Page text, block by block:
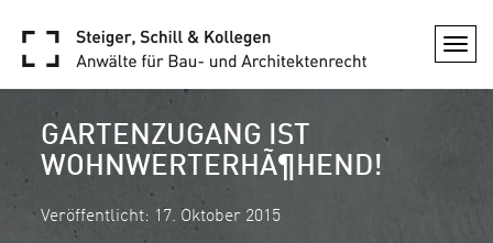
GARTENZUGANG IST
WOHNWERTERHÃ¶HEND!
Veröffentlicht: 17. Oktober 2015